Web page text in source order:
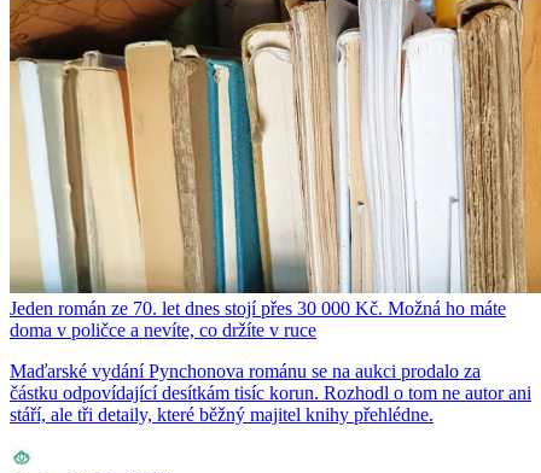
Jeden román ze 70. let dnes stojí přes 30 000 Kč. Možná ho máte
doma v poličce a nevíte, co držíte v ruce
Maďarské vydání Pynchonova románu se na aukci prodalo za
částku odpovídající desítkám tisíc korun. Rozhodl o tom ne autor ani
stáří, ale tři detaily, které běžný majitel knihy přehlédne.